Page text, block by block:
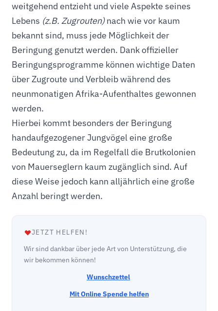
weitgehend entzieht und viele Aspekte seines
Lebens (z.B. Zugrouten)nach wie vor kaum
bekannt sind, muss jede Möglichkeit der
Beringung genutzt werden. Dank offizieller
Beringungsprogramme können wichtige Daten
über Zugroute und Verbleib während des
neunmonatigen Afrika-Aufenthaltes gewonnen
werden.
Hierbei kommt besonders der Beringung
handaufgezogener Jungvögel eine große
Bedeutung zu, da im Regelfall die Brutkolonien
von Mauerseglern kaum zugänglich sind. Auf
diese Weise jedoch kann alljährlich eine große
Anzahl beringt werden.
JETZT HELFEN!
Wir sind dankbar über jede Art von Unterstützung, die
wir bekommen können!
Wunschzettel
Mit Online Spende helfen